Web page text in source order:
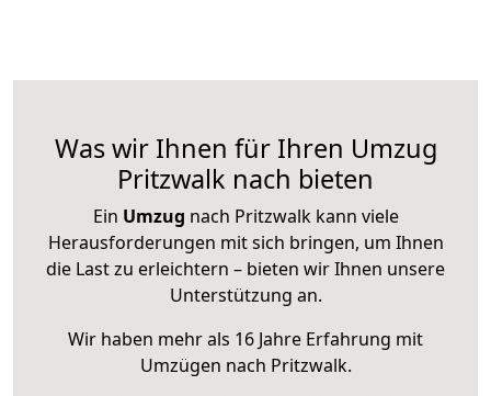
Was wir Ihnen für Ihren Umzug
Pritzwalk nach bieten
Ein Umzug nach Pritzwalk kann viele
Herausforderungen mit sich bringen, um Ihnen
die Last zu erleichtern – bieten wir Ihnen unsere
Unterstützung an.
Wir haben mehr als 16 Jahre Erfahrung mit
Umzügen nach Pritzwalk.